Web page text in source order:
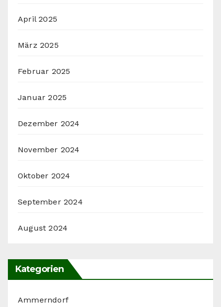
April 2025
März 2025
Februar 2025
Januar 2025
Dezember 2024
November 2024
Oktober 2024
September 2024
August 2024
Kategorien
Ammerndorf